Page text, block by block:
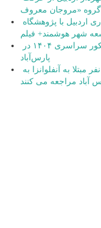
شهر هوشمند+ فیلم
آباد مراجعه می کنند